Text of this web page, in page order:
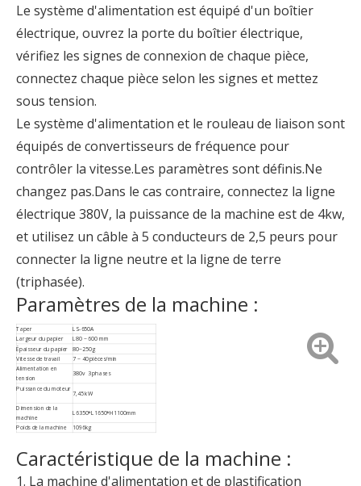
Le système d'alimentation est équipé d'un boîtier
électrique, ouvrez la porte du boîtier électrique,
vérifiez les signes de connexion de chaque pièce,
connectez chaque pièce selon les signes et mettez
sous tension.
Le système d'alimentation et le rouleau de liaison sont
équipés de convertisseurs de fréquence pour
contrôler la vitesse.Les paramètres sont définis.Ne
changez pas.Dans le cas contraire, connectez la ligne
électrique 380V, la puissance de la machine est de 4kw,
et utilisez un câble à 5 conducteurs de 2,5 peurs pour
connecter la ligne neutre et la ligne de terre
(triphasée).
Paramètres de la machine :
Taper LS-650A
Largeur du papier
L80 ~ 600 mm
Épaisseur du papier
80~250g
Vitesse de travail
7 ~ 40 pièces/min
Alimentation en
tension
380v 3 phases
Puissance du moteur
7,45 kW
Dimension de la
machine
L6350*L1650*H1100mm
Poids de la machine
1096kg
Caractéristique de la machine :
1. La machine d'alimentation et de plastification